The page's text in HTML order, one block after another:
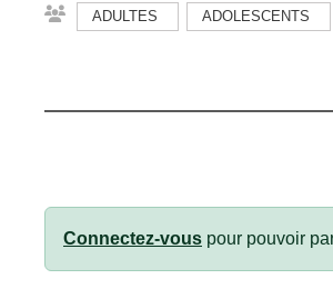
ADULTES ADOLESCENTS
Connectez-vous pour pouvoir